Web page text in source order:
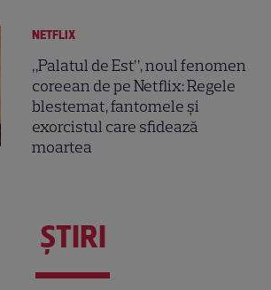
NETFLIX
„Palatul de Est”, noul fenomen
coreean de pe Netflix: Regele
blestemat, fantomele și
exorcistul care sfidează
moartea
ŞTIRI